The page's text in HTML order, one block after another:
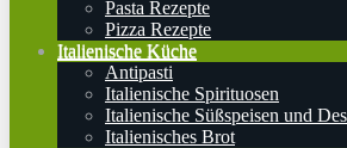
Pasta Rezepte
Pizza Rezepte
Italienische Küche
Antipasti
Italienische Spirituosen
Italienische Süßspeisen und
Italienisches Brot